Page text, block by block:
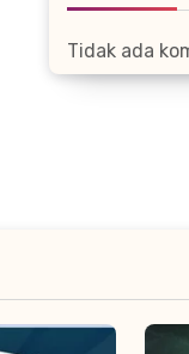
Tidak ada